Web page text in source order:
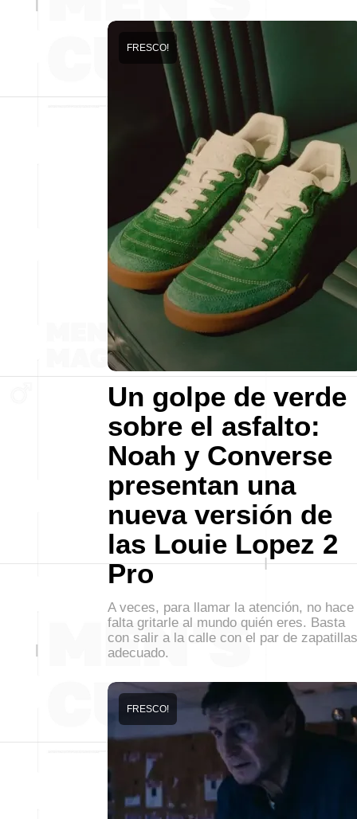
Un golpe de verde
sobre el asfalto:
Noah y Converse
presentan una
nueva versión de
las Louie Lopez 2
Pro
FRESCO!
A veces, para llamar la atención, no hace
falta gritarle al mundo quién eres. Basta
con salir a la calle con el par de zapatillas
adecuado.
FRESCO!